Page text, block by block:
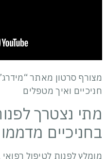
מצורף סרטון מאתר
חניכיים ואיך מטפלים
מתי נצטרך
בחניכיים
מומלץ לפנות לטיפול